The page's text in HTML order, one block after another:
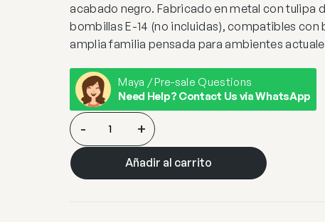
acabado negro. Fabricado en metal con tulipa
bombillas E-14 (no incluidas), compatibles con
amplia familia pensada para ambientes
Maya / Pre-sale Questions
Need Help? Contact Us via WhatsApp
PLAFON
3L
OPAL
NEGRO
- +
Añadir al carrito